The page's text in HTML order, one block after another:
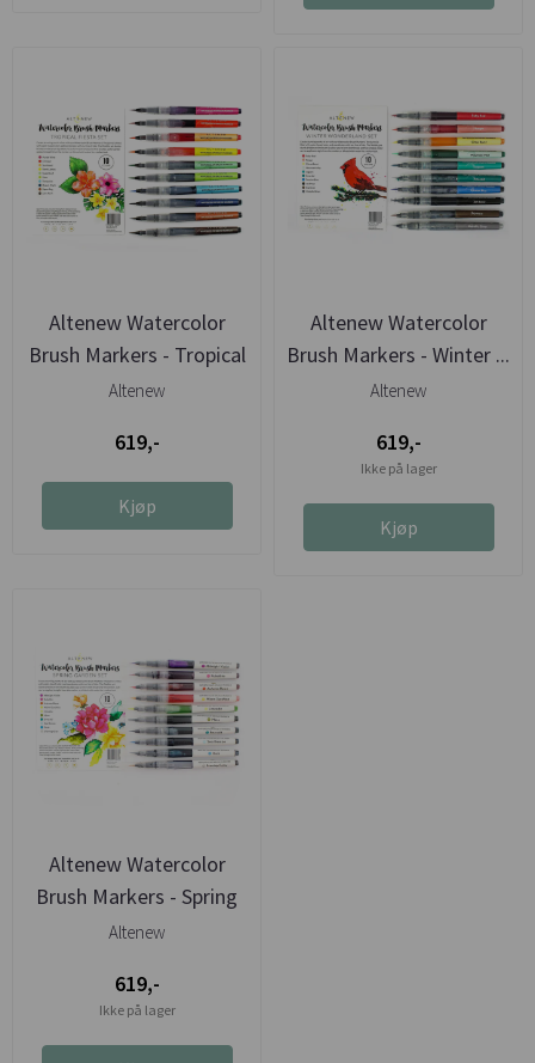
Altenew Watercolor
Brush Markers - Tropical
...
Altenew
619,-
Kjøp
Altenew Watercolor
Brush Markers - Winter ...
Altenew
619,-
Ikke på lager
Kjøp
Altenew Watercolor
Brush Markers - Spring
Garden ...
Altenew
619,-
Ikke på lager